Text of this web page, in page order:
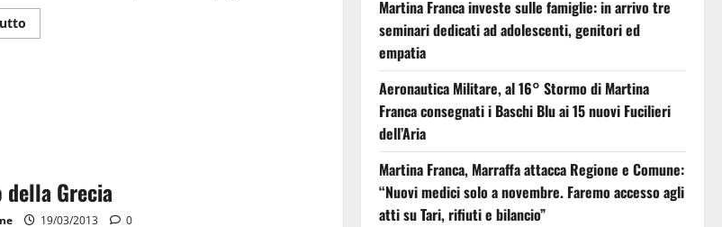
della Grecia
19/03/2013 0
Martina Franca investe sulle famiglie: in arrivo tre
seminari dedicati ad adolescenti, genitori ed
empatia
Aeronautica Militare, al 16° Stormo di Martina
Franca consegnati i Baschi Blu ai 15 nuovi Fucilieri
dell’Aria
Martina Franca, Marraffa attacca Regione e Comune:
“Nuovi medici solo a novembre. Faremo accesso agli
atti su Tari, rifiuti e bilancio”